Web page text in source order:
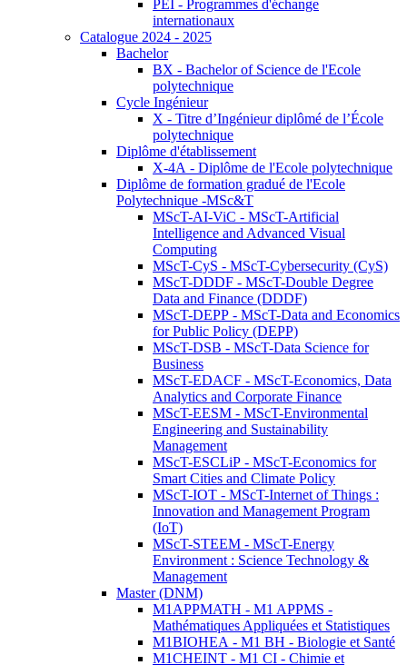
PEI - Programmes d'échange
internationaux
Catalogue 2024 - 2025
Bachelor
BX - Bachelor of Science de l'Ecole
polytechnique
Cycle Ingénieur
X - Titre d’Ingénieur diplômé de l’École
polytechnique
Diplôme d'établissement
X-4A - Diplôme de l'Ecole polytechnique
Diplôme de formation gradué de l'Ecole
Polytechnique -MSc&T
MScT-AI-ViC - MScT-Artificial
Intelligence and Advanced Visual
Computing
MScT-CyS - MScT-Cybersecurity (CyS)
MScT-DDDF - MScT-Double Degree
Data and Finance (DDDF)
MScT-DEPP - MScT-Data and Economics
for Public Policy (DEPP)
MScT-DSB - MScT-Data Science for
Business
MScT-EDACF - MScT-Economics, Data
Analytics and Corporate Finance
MScT-EESM - MScT-Environmental
Engineering and Sustainability
Management
MScT-ESCLiP - MScT-Economics for
Smart Cities and Climate Policy
MScT-IOT - MScT-Internet of Things :
Innovation and Management Program
(IoT)
MScT-STEEM - MScT-Energy
Environment : Science Technology &
Management
Master (DNM)
M1APPMATH - M1 APPMS -
Mathématiques Appliquées et Statistiques
M1BIOHEA - M1 BH - Biologie et Santé
M1CHEINT - M1 CI - Chimie et